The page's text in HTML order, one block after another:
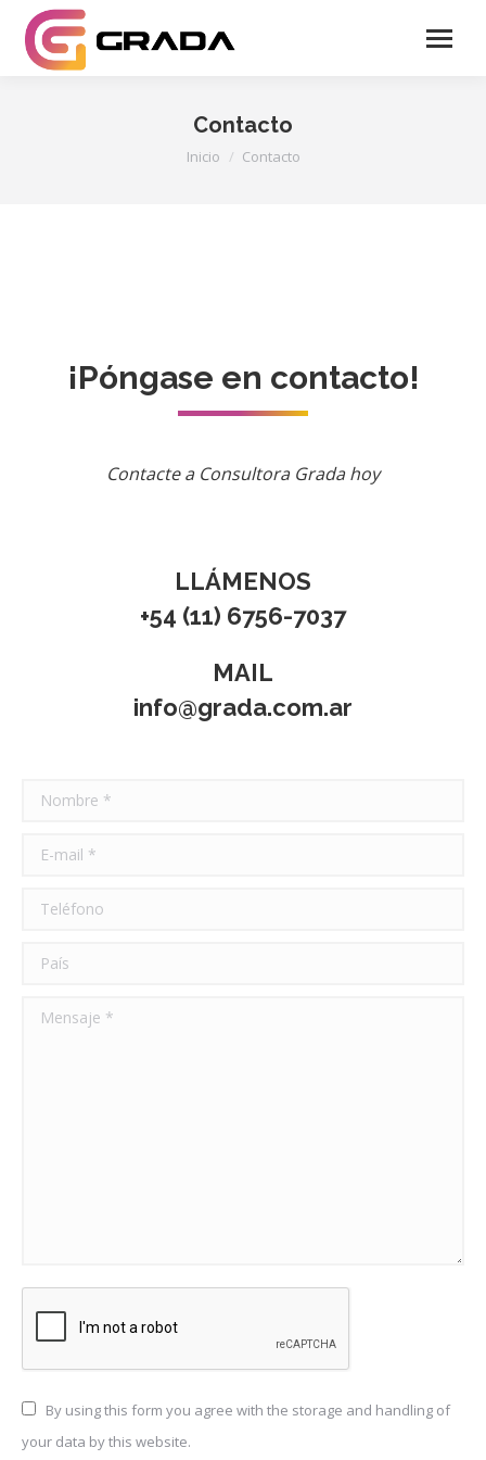
Contacto
Estás aquí:
Inicio Contacto
¡Póngase en contacto!
Contacte a Consultora Grada hoy
LLÁMENOS
+54 (11) 6756-7037
MAIL
info@grada.com.ar
Nombre *
E-mail *
Teléfono
País
Mensaje *
By using this form you agree with the storage and handling of
your data by this website.